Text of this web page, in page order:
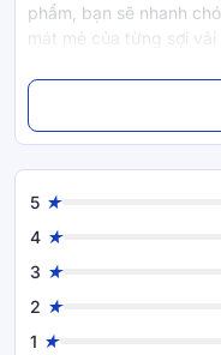
phẩm, bạn sẽ nhanh
mát mẻ của từng sợi vải
Bên cạnh những ưu
mài mòn hiệu quả.
cao, ít bị sờn rách
giấc ngủ của bạn sẽ
giờ hết.
Thành
5
4
3
2
1